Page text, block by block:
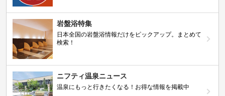
岩盤浴特集
日本全国の岩盤浴情報だけをピックアップ。まとめて
検索！
ニフティ温泉ニュース
温泉にもっと行きたくなる！お得な情報を掲載中